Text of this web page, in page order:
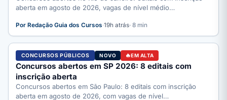
aberta em agosto de 2026, vagas de nível médio…
Por Redação Guia dos Cursos·19h atrás· 8 min
CONCURSOS PÚBLICOS NOVO EM ALTA
Concursos abertos em SP 2026: 8 editais com
inscrição aberta
Concursos abertos em São Paulo: 8 editais com inscrição
aberta em agosto de 2026, com vagas de nível…